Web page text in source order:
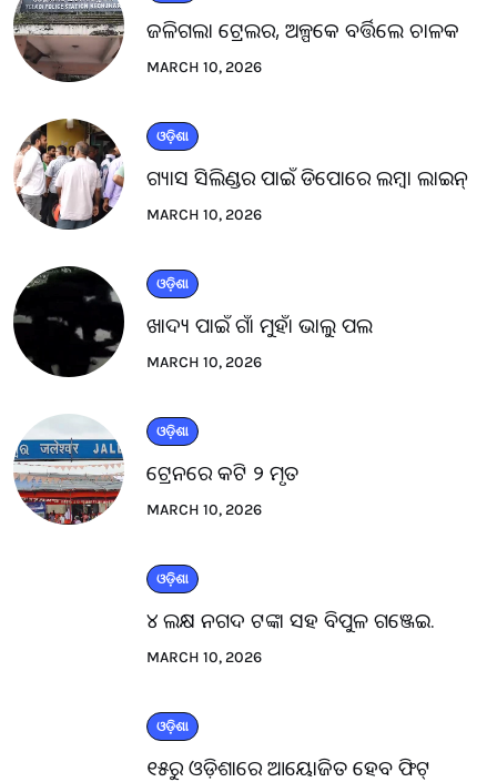
ଜଳିଗଲା ଟ୍ରେଲର, ଅଳ୍ପକେ ବର୍ତ୍ତିଲେ ଚାଳକ
MARCH 10, 2026
ଓଡ଼ିଶା
ଗ୍ୟାସ ସିଲିଣ୍ଡର ପାଇଁ ଡିପୋରେ ଲମ୍ବା ଲାଇନ୍
MARCH 10, 2026
ଓଡ଼ିଶା
ଖାଦ୍ୟ ପାଇଁ ଗାଁ ମୁହାଁ ଭାଲୁ ପଲ
MARCH 10, 2026
ଓଡ଼ିଶା
ଟ୍ରେନରେ କଟି ୨ ମୃତ
MARCH 10, 2026
ଓଡ଼ିଶା
୪ ଲକ୍ଷ ନଗଦ ଟଙ୍କା ସହ ବିପୁଳ ଗଞ୍ଜେଇ.
MARCH 10, 2026
ଓଡ଼ିଶା
୧୫ରୁ ଓଡ଼ିଶାରେ ଆୟୋଜିତ ହେବ ଫିଟ୍